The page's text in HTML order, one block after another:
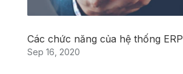
Các chức năng của hệ thống ERP
Sep 16, 2020